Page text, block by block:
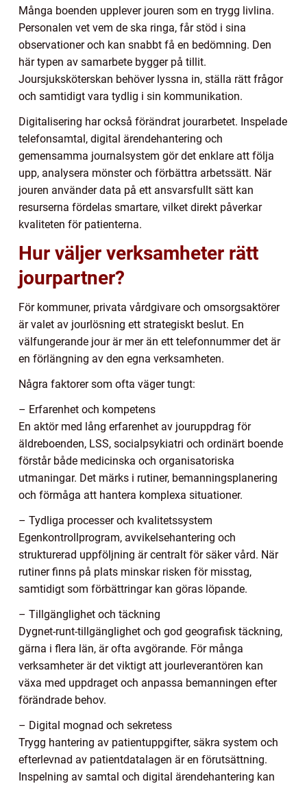
Många boenden upplever jouren som en trygg livlina.
Personalen vet vem de ska ringa, får stöd i sina
observationer och kan snabbt få en bedömning. Den
här typen av samarbete bygger på tillit.
Joursjuksköterskan behöver lyssna in, ställa rätt frågor
och samtidigt vara tydlig i sin kommunikation.
Digitalisering har också förändrat jourarbetet. Inspelade
telefonsamtal, digital ärendehantering och
gemensamma journalsystem gör det enklare att följa
upp, analysera mönster och förbättra arbetssätt. När
jouren använder data på ett ansvarsfullt sätt kan
resurserna fördelas smartare, vilket direkt påverkar
kvaliteten för patienterna.
Hur väljer verksamheter rätt
jourpartner?
För kommuner, privata vårdgivare och omsorgsaktörer
är valet av jourlösning ett strategiskt beslut. En
välfungerande jour är mer än ett telefonnummer det är
en förlängning av den egna verksamheten.
Några faktorer som ofta väger tungt:
– Erfarenhet och kompetens
En aktör med lång erfarenhet av jouruppdrag för
äldreboenden, LSS, socialpsykiatri och ordinärt boende
förstår både medicinska och organisatoriska
utmaningar. Det märks i rutiner, bemanningsplanering
och förmåga att hantera komplexa situationer.
– Tydliga processer och kvalitetssystem
Egenkontrollprogram, avvikelsehantering och
strukturerad uppföljning är centralt för säker vård. När
rutiner finns på plats minskar risken för misstag,
samtidigt som förbättringar kan göras löpande.
– Tillgänglighet och täckning
Dygnet-runt-tillgänglighet och god geografisk täckning,
gärna i flera län, är ofta avgörande. För många
verksamheter är det viktigt att jourleverantören kan
växa med uppdraget och anpassa bemanningen efter
förändrade behov.
– Digital mognad och sekretess
Trygg hantering av patientuppgifter, säkra system och
efterlevnad av patientdatalagen är en förutsättning.
Inspelning av samtal och digital ärendehantering kan